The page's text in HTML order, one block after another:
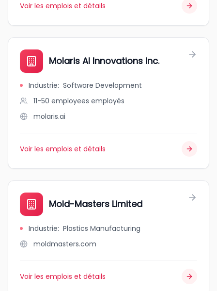
Voir les emplois et détails
Molaris AI Innovations Inc.
Industrie: Software Development
11-50 employees employés
molaris.ai
Voir les emplois et détails
Mold-Masters Limited
Industrie: Plastics Manufacturing
moldmasters.com
Voir les emplois et détails